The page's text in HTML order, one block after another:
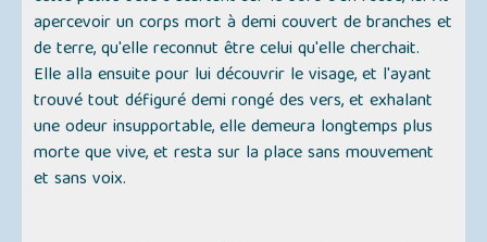
apercevoir un corps mort à demi couvert de branches et
de terre, qu'elle reconnut être celui qu'elle cherchait.
Elle alla ensuite pour lui découvrir le visage, et l'ayant
trouvé tout défiguré demi rongé des vers, et exhalant
une odeur insupportable, elle demeura longtemps plus
morte que vive, et resta sur la place sans mouvement
et sans voix.